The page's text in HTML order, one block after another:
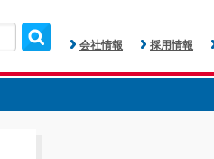
会社情報 採用情報